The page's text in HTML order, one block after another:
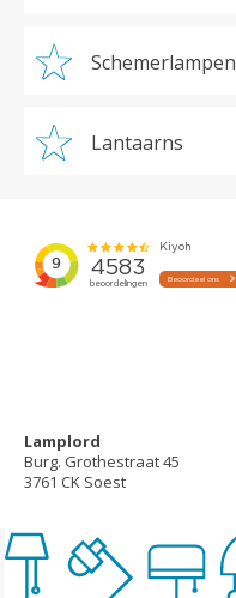
Schemerlampen
Lantaarns
Lamplord
Burg. Grothestraat 45
3761 CK Soest